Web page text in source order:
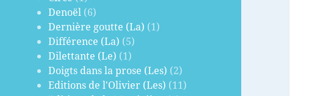
Denoël (6)
Dernière goutte (La) (1)
Différence (La) (5)
Dilettante (Le) (1)
Doigts dans la prose (Les) (2)
Editions de l'Olivier (Les) (11)